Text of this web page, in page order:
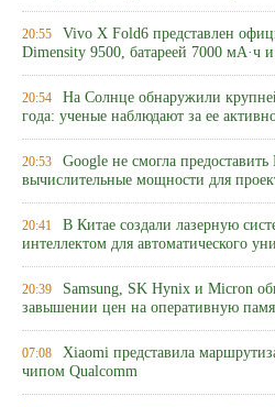
20:55 Vivo X Fold6 представлен
Dimensity 9500, батареей 7000 мА·ч
20:54 На Солнце обнаружили
года: ученые наблюдают за ее
20:53 Google не смогла предоставить
вычислительные мощности для
20:41 В Китае создали лазерную
интеллектом для автоматического
20:39 Samsung, SK Hynix и Micron
завышении цен на оперативную
07:08 Xiaomi представила
чипом Qualcomm